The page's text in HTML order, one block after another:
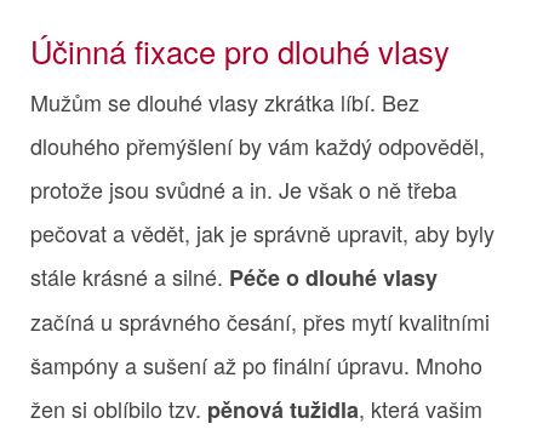
Účinná fixace pro dlouhé vlasy
Mužům se dlouhé vlasy zkrátka líbí. Bez
dlouhého přemýšlení by vám každý odpověděl,
protože jsou svůdné a in. Je však o ně třeba
pečovat a vědět, jak je správně upravit, aby byly
stále krásné a silné. Péče o dlouhé vlasy
začíná u správného česání, přes mytí kvalitními
šampóny a sušení až po finální úpravu. Mnoho
žen si oblíbilo tzv. pěnová tužidla, která vašim